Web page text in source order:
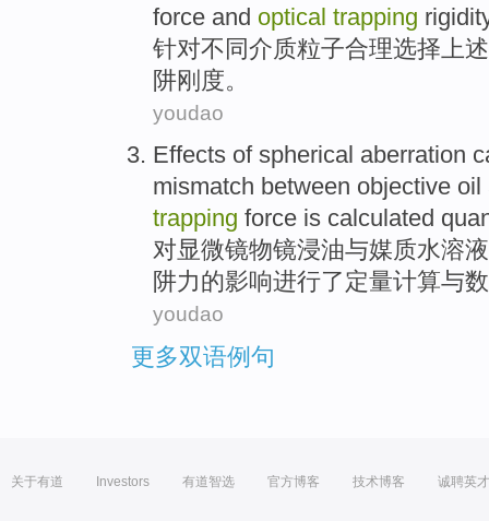
force and optical trapping
针对不同介质粒子合理选择 上述
阱刚度。
youdao
Effects of spherical aberration
mismatch between objective oil
trapping force is calculated
对显微镜物镜浸油与媒质水溶液
阱力的影响进行了定量计算与
youdao
更多双语例句
关于有道 Investors 有道智选 官方博客 技术博客 诚聘英才